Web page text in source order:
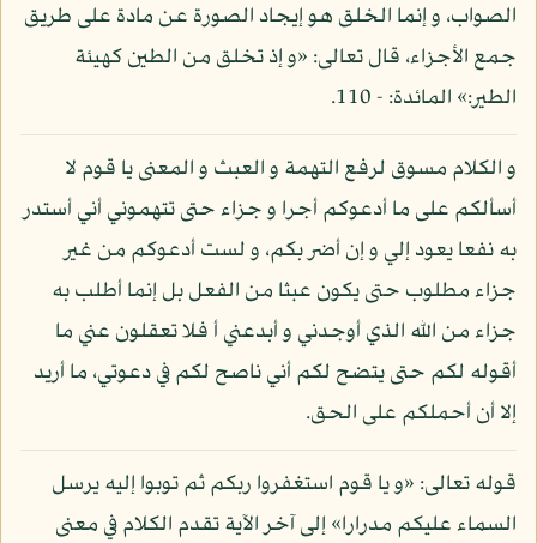
الصواب، و إنما الخلق هو إيجاد الصورة عن مادة على طريق
جمع الأجزاء، قال تعالى: «و إذ تخلق من الطين كهيئة
الطير:» المائدة: - 110.
و الكلام مسوق لرفع التهمة و العبث و المعنى يا قوم لا
أسألكم على ما أدعوكم أجرا و جزاء حتى تتهموني أني أستدر
به نفعا يعود إلي و إن أضر بكم، و لست أدعوكم من غير
جزاء مطلوب حتى يكون عبثا من الفعل بل إنما أطلب به
جزاء من الله الذي أوجدني و أبدعني أ فلا تعقلون عني ما
أقوله لكم حتى يتضح لكم أني ناصح لكم في دعوتي، ما أريد
إلا أن أحملكم على الحق.
قوله تعالى: «و يا قوم استغفروا ربكم ثم توبوا إليه يرسل
السماء عليكم مدرارا» إلى آخر الآية تقدم الكلام في معنى